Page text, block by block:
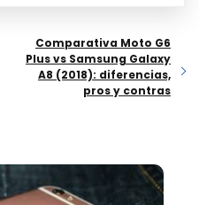
Comparativa Moto G6
Plus vs Samsung Galaxy
A8 (2018): diferencias,
pros y contras